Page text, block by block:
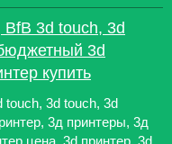
BfB 3d touch, 3d
3d
купить
touch, 3d touch, 3d
3д принтеры, 3д
цена, 3d принтер, 3d